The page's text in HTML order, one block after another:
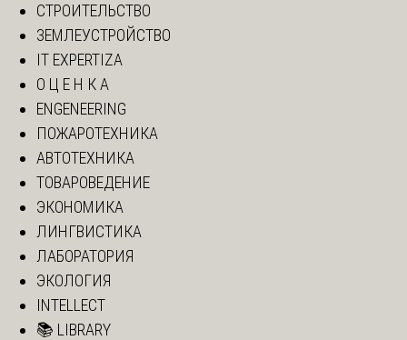
СТРОИТЕЛЬСТВО
ЗЕМЛЕУСТРОЙСТВО
IT EXPERTIZA
О Ц Е Н К А
ENGENEERING
ПОЖАРОТЕХНИКА
АВТОТЕХНИКА
ТОВАРОВЕДЕНИЕ
ЭКОНОМИКА
ЛИНГВИСТИКА
ЛАБОРАТОРИЯ
ЭКОЛОГИЯ
INTELLECT
📚 LIBRARY